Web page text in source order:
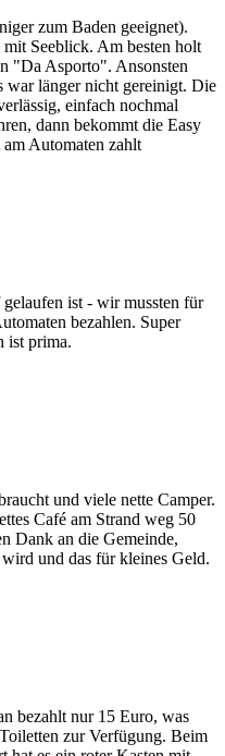
zum Baden geeignet).
Seeblick. Am besten holt
"Da Asporto". Ansonsten
war länger nicht gereinigt. Die
einfach nochmal
dann bekommt die Easy
Automaten zahlt
ist - wir mussten für
bezahlen. Super
ist prima.
und viele nette Camper.
Café am Strand weg 50
Dank an die Gemeinde,
und das für kleines Geld.
bezahlt nur 15 Euro, was
zur Verfügung. Beim